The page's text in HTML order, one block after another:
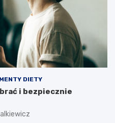
DIETY
i bezpiecznie